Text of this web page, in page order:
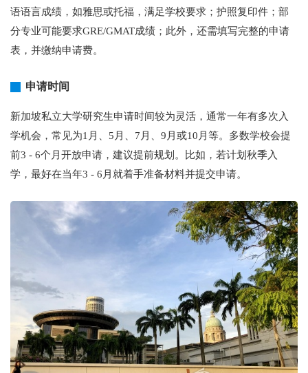
语语言成绩，如雅思或托福，满足学校要求；护照复印件；部
分专业可能要求GRE/GMAT成绩；此外，还需填写完整的申请
表，并缴纳申请费。
申请时间
新加坡私立大学研究生申请时间较为灵活，通常一年有多次入
学机会，常见为1月、5月、7月、9月或10月等。多数学校会提
前3 - 6个月开放申请，建议提前规划。比如，若计划秋季入
学，最好在当年3 - 6月就着手准备材料并提交申请。